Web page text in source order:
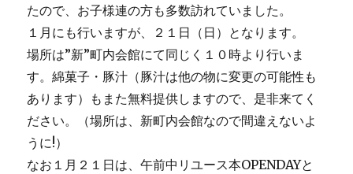
たので、お子様連の方も多数訪れていました。
１月にも行いますが、２１日（日）となります。
場所は”新”町内会館にて同じく１０時より行いま
す。綿菓子・豚汁（豚汁は他の物に変更の可能性も
あります）もまた無料提供しますので、是非来てく
ださい。（場所は、新町内会館なので間違えないよ
うに!）
なお１月２１日は、午前中リユース本OPENDAYと